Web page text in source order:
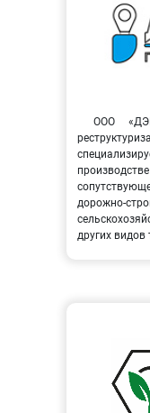
ООО
дорожно-
других видов